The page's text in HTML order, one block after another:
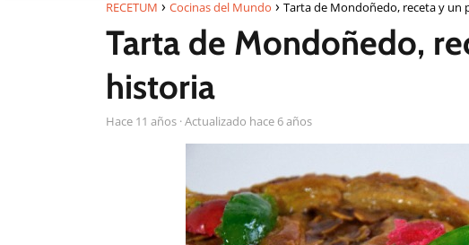
RECETUM Cocinas del Mundo Tarta de Mondoñedo, receta y un
Tarta de Mondoñedo,
historia
hace 11 años · Actualizado hace 6 años